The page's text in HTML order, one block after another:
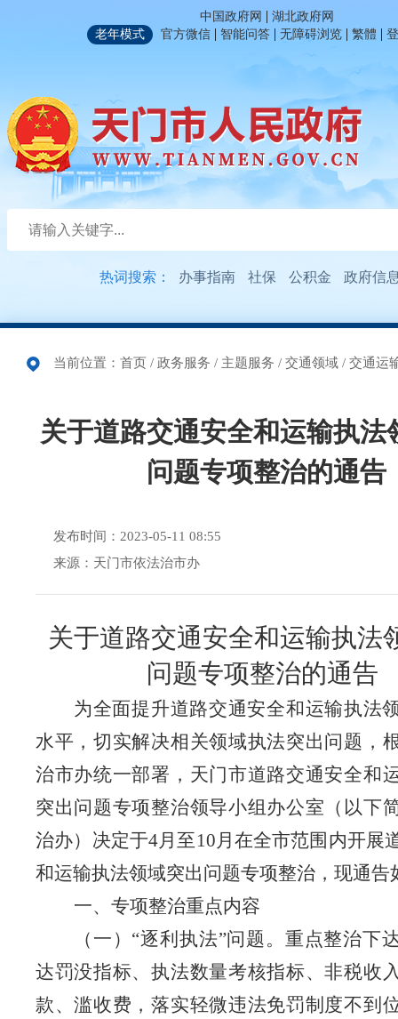
中国政府网 | 湖北政府网
老年模式
官方微信 | 智能问答 | 无障碍浏览 | 繁體 |
热词搜索： 办事指南 社保 公积金 政府信
当前位置： 首页 / 政务服务 / 主题服务 / 交通领域 / 交通运
关于道路交通安全和运输执法
问题专项整治的通告
发布时间：2023-05-11 08:55
来源：天门市依法治市办
关于道路交通安全和运输执法
问题专项整治的通告
为全面提升道路交通安全和运输执法
水平，切实解决相关领域执法突出问题，
治市办统一部署，天门市道路交通安全和
突出问题专项整治领导小组办公室（以下
治办）决定于4月至10月在全市范围内开展
和运输执法领域突出问题专项整治，现通告
一、专项整治重点内容
（一）“逐利执法”问题。重点整治下
达罚没指标、执法数量考核指标、非税收
款、滥收费，落实轻微违法免罚制度不到